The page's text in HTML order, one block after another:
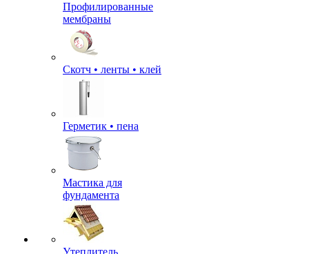
Профилированные
мембраны
Скотч • ленты • клей
Герметик • пена
Мастика для
фундамента
Утеплитель